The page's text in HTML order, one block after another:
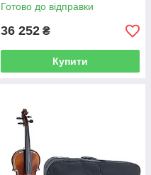
Готово до відправки
36 252 ₴
Купити